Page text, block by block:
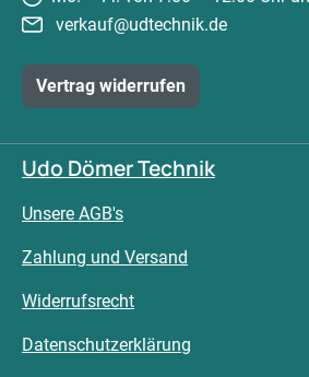
verkauf@udtechnik.de
Vertrag widerrufen
Udo Dömer Technik
Unsere AGB's
Zahlung und Versand
Widerrufsrecht
Datenschutzerklärung